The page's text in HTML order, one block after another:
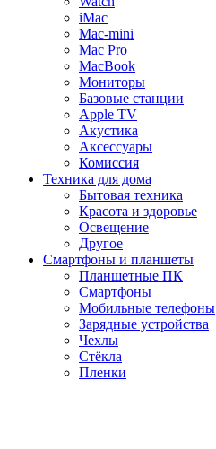
iMac
Mac-mini
Mac Pro
MacBook
Мониторы
Базовые станции
Apple TV
Акустика
Аксессуары
Комиссия
Техника для дома
Бытовая техника
Красота и здоровье
Освещение
Другое
Смартфоны и планшеты
Планшетные ПК
Смартфоны
Мобильные телефоны
Зарядные устройства
Чехлы
Стёкла
Пленки